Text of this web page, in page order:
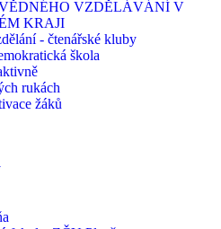
VZDĚLÁVÁNÍ V
KRAJI
- čtenářské kluby
škola
rukách
žáků